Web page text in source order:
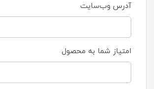
آدرس وب‌سایت
امتیاز شما به محصول